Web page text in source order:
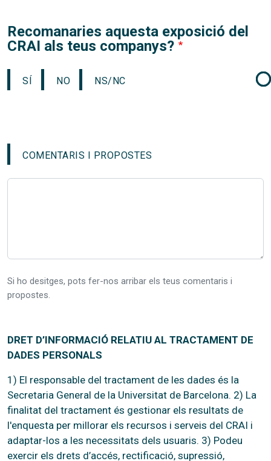
Recomanaries aquesta exposició del
CRAI als teus companys?
SÍ NO NS/NC
COMENTARIS I PROPOSTES
Si ho desitges, pots fer-nos arribar els teus comentaris i
propostes.
DRET D’INFORMACIÓ RELATIU AL TRACTAMENT DE
DADES PERSONALS
1) El responsable del tractament de les dades és la
Secretaria General de la Universitat de Barcelona. 2) La
finalitat del tractament és gestionar els resultats de
l'enquesta per millorar els recursos i serveis del CRAI i
adaptar-los a les necessitats dels usuaris. 3) Podeu
exercir els drets d’accés, rectificació, supressió,